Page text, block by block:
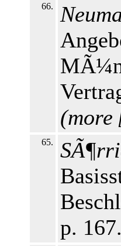
66.
(more
65.
p. 167.